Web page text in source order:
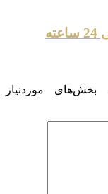
بخش‌های موردنیاز